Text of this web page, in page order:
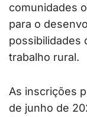
comunidades
para o
possibilidades
trabalho rural.
As inscrições
de junho de